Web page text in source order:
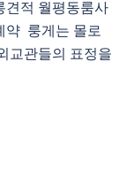
견적 월평동룸사
약 룽게는 몰로
교관들의 표정을